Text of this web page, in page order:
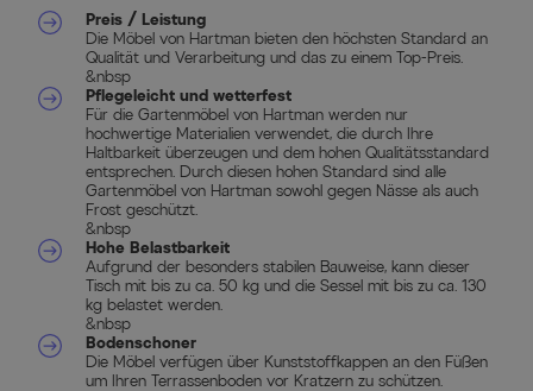
Preis / Leistung
Die Möbel von Hartman bieten den höchsten Standard an
Qualität und Verarbeitung und das zu einem Top-Preis.
&nbsp
Pflegeleicht und wetterfest
Für die Gartenmöbel von Hartman werden nur
hochwertige Materialien verwendet, die durch Ihre
Haltbarkeit überzeugen und dem hohen Qualitätsstandard
entsprechen. Durch diesen hohen Standard sind alle
Gartenmöbel von Hartman sowohl gegen Nässe als auch
Frost geschützt.
&nbsp
Hohe Belastbarkeit
Aufgrund der besonders stabilen Bauweise, kann dieser
Tisch mit bis zu ca. 50 kg und die Sessel mit bis zu ca. 130
kg belastet werden.
&nbsp
Bodenschoner
Die Möbel verfügen über Kunststoffkappen an den Füßen
um Ihren Terrassenboden vor Kratzern zu schützen.